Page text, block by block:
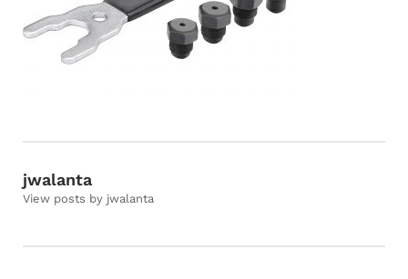
jwalanta
View posts by jwalanta